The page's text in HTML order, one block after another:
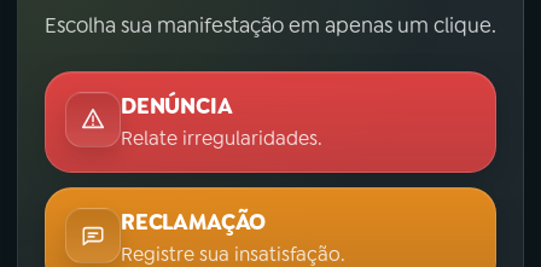
Escolha sua manifestação em apenas um clique.
DENÚNCIA
Relate irregularidades.
RECLAMAÇÃO
Registre sua insatisfação.